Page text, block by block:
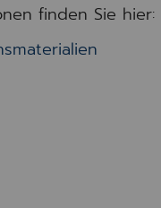
finden Sie hier: